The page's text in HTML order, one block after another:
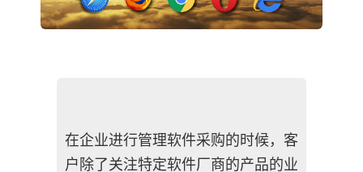
在企业进行管理软件采购的时候，客
户除了关注特定软件厂商的产品的业